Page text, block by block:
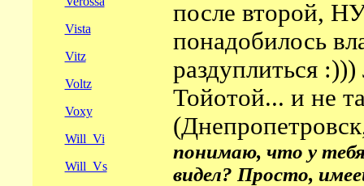
Vista
Vitz
Voltz
Voxy
Will_Vi
Will_Vs
после второй,
понадобилось
раздуплиться
Тойотой... и не
понимаю, что у
видел? Просто,